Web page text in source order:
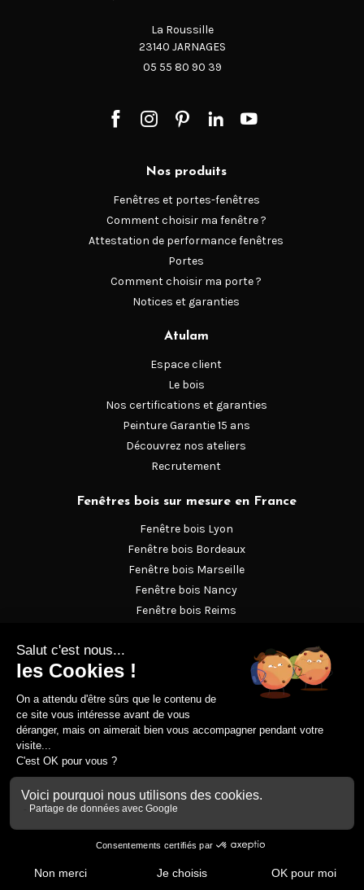
Contact
La Roussille
23140 JARNAGES
05 55 80 90 39
Nos produits
Fenêtres et portes-fenêtres
Comment choisir ma fenêtre ?
Attestation de performance fenêtres
Portes
Comment choisir ma porte ?
Notices et garanties
Atulam
Espace client
Le bois
Nos certifications et garanties
Peinture Garantie 15 ans
Découvrez nos ateliers
Recrutement
Fenêtres bois sur mesure en France
Fenêtre bois Lyon
Fenêtre bois Bordeaux
Fenêtre bois Marseille
Fenêtre bois Nancy
Fenêtre bois Reims
Fenêtre en bois Versailles
Le lexique de la menuiserie bois
Nos conseils
Mentions légales Politique de confidentialité